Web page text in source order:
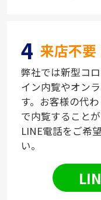
4 来店不要
弊社では新型コ
イン内覧やオン
す。お客様の代
で内覧することが
LINE電話をご希
い。